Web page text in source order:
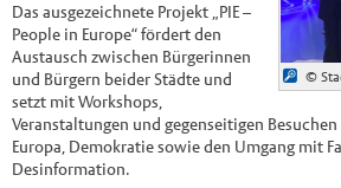
©
Das ausgezeichnete Projekt „PIE –
People in Europe“ fördert den
Austausch zwischen Bürgerinnen
und Bürgern beider Städte und
setzt mit Workshops,
Veranstaltungen und gegenseitigen
Europa, Demokratie sowie den Umgang mit
Desinformation.